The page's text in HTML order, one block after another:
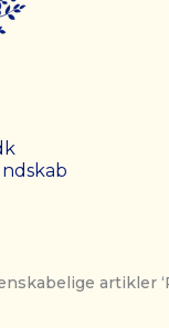
artikler